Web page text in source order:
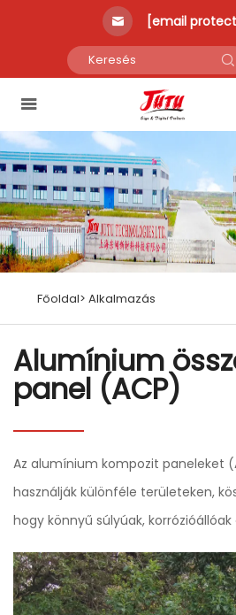
[email
Főoldal> Alkalmazás
Alumínium
panel (ACP)
Az alumínium kompozit paneleket
használják különféle területeken,
hogy könnyű súlyúak,
megmunkálhatók. Néhány gyakori
felhasználási példa: 1.Épület
használják külső díszítéshez...